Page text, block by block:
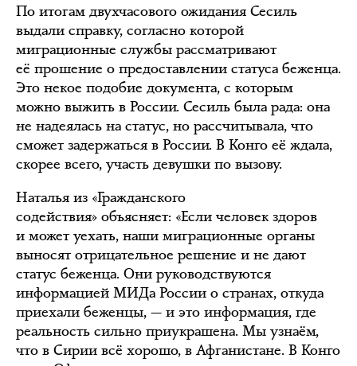
По итогам двухчасового ожидания Сесиль
выдали справку, согласно которой
миграционные службы рассматривают
её прошение о предоставлении статуса беженца.
Это некое подобие документа, с которым
можно выжить в России. Сесиль была рада: она
не надеялась на статус, но рассчитывала, что
сможет задержаться в России. В Конго её ждала,
скорее всего, участь девушки по вызову.
Наталья из «Гражданского
содействия» объясняет: «Если человек здоров
и может уехать, наши миграционные органы
выносят отрицательное решение и не дают
статус беженца. Они руководствуются
информацией МИДа России о странах, откуда
приехали беженцы, — и это информация, где
реальность сильно приукрашена. Мы узнаём,
что в Сирии всё хорошо, в Афганистане. В Конго